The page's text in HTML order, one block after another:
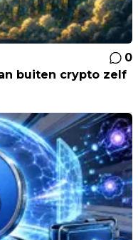
0
buiten crypto zelf